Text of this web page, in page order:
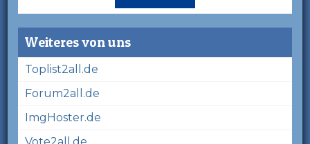
Weiteres von uns
Toplist2all.de
Forum2all.de
ImgHoster.de